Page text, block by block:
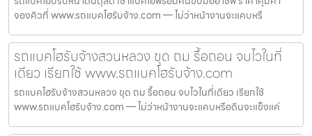
จองคิวที่ www.รถแบคโฮรับจ้าง.com — ไม่ว่าหน้างานจะแคบหรื
รถแบคโฮรับจ้างสวนหลวง ขุด ถม รื้อถอน จบไวในที่
เดียว เรียกใช้ www.รถแบคโฮรับจ้าง.com
รถแบคโฮรับจ้างสวนหลวง ขุด ถม รื้อถอน จบไวในที่เดียว เรียกใช้
www.รถแบคโฮรับจ้าง.com — ไม่ว่าหน้างานจะแคบหรือดินจะแข็งแค่